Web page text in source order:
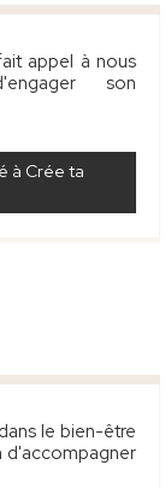
appel à nous
son
à Crée ta
le bien-être
d'accompagner